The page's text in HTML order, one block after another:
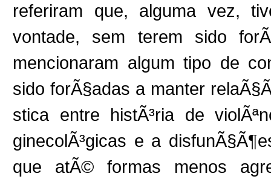
referiram que, alguma vez,
vontade, sem terem sido
mencionaram algum tipo de
sido forÃ§adas a manter
stica entre histÃ³ria de
ginecolÃ³gicas e a
que atÃ© formas menos